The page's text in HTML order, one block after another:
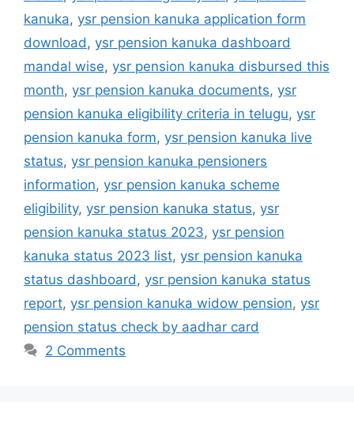
kanuka, ysr pension kanuka application form
download , ysr pension kanuka dashboard
mandal wise, ysr pension kanuka disbursed this
month, ysr pension kanuka documents, ysr
pension kanuka eligibility criteria in telugu, ysr
pension kanuka form, ysr pension kanuka live
status, ysr pension kanuka pensioners
information, ysr pension kanuka scheme
eligibility, ysr pension kanuka status, ysr
pension kanuka status 2023, ysr pension
kanuka status 2023 list, ysr pension kanuka
status dashboard , ysr pension kanuka status
report, ysr pension kanuka widow pension, ysr
pension status check by aadhar card
2 Comments